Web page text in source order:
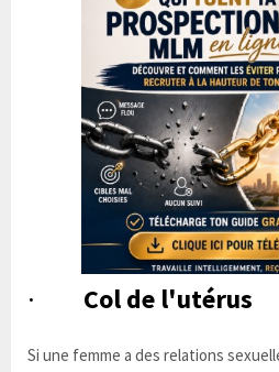
· Col de l'utérus
Si une femme a des relations